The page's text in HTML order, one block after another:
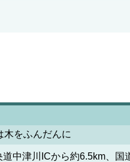
木をふんだんに
中津川ICから約6.5km、国